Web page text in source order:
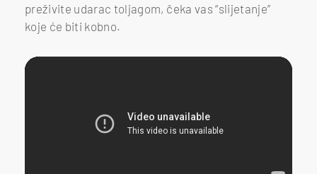
preživite udarac toljagom, čeka vas “slijetanje”
koje će biti kobno.